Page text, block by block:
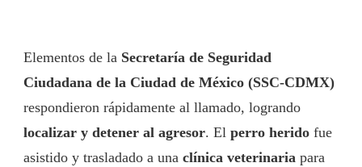
Elementos de la Secretaría de Seguridad
Ciudadana de la Ciudad de México (SSC-CDMX)
respondieron rápidamente al llamado, logrando
localizar y detener al agresor. El perro herido fue
asistido y trasladado a una clínica veterinaria para